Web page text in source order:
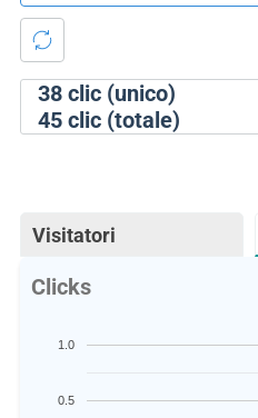
38clic (unico)
45clic (totale)
Visitatori
Clicks
0.5
1.0